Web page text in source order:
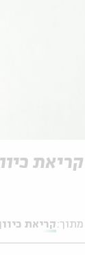
קריאת
מתוך: קריאת